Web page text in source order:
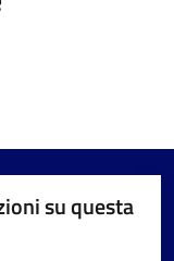
su questa